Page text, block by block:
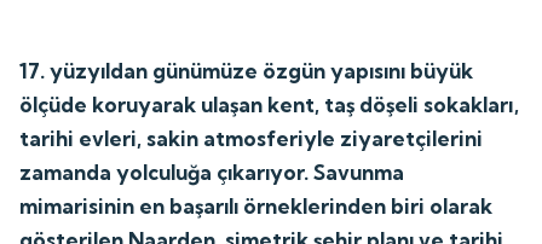
17. yüzyıldan günümüze özgün yapısını büyük
ölçüde koruyarak ulaşan kent, taş döşeli sokakları,
tarihi evleri, sakin atmosferiyle ziyaretçilerini
zamanda yolculuğa çıkarıyor. Savunma
mimarisinin en başarılı örneklerinden biri olarak